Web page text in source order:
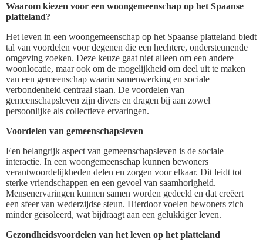
Waarom kiezen voor een woongemeenschap op het Spaanse
platteland?
Het leven in een woongemeenschap op het Spaanse platteland biedt
tal van voordelen voor degenen die een hechtere, ondersteunende
omgeving zoeken. Deze keuze gaat niet alleen om een andere
woonlocatie, maar ook om de mogelijkheid om deel uit te maken
van een gemeenschap waarin samenwerking en sociale
verbondenheid centraal staan. De voordelen van
gemeenschapsleven zijn divers en dragen bij aan zowel
persoonlijke als collectieve ervaringen.
Voordelen van gemeenschapsleven
Een belangrijk aspect van gemeenschapsleven is de sociale
interactie. In een woongemeenschap kunnen bewoners
verantwoordelijkheden delen en zorgen voor elkaar. Dit leidt tot
sterke vriendschappen en een gevoel van saamhorigheid.
Mensenervaringen kunnen samen worden gedeeld en dat creëert
een sfeer van wederzijdse steun. Hierdoor voelen bewoners zich
minder geïsoleerd, wat bijdraagt aan een gelukkiger leven.
Gezondheidsvoordelen van het leven op het platteland